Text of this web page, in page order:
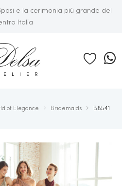
e la cerimonia più grande del
Italia
of Elegance Bridemaids B8541